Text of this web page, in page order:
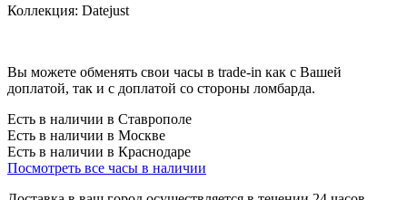
Коллекция: Datejust
Вы можете обменять свои часы в trade-in как с Вашей
доплатой, так и с доплатой со стороны ломбарда.
Есть в наличии в Ставрополе
Есть в наличии в Москве
Есть в наличии в Краснодаре
Посмотреть все часы в наличии